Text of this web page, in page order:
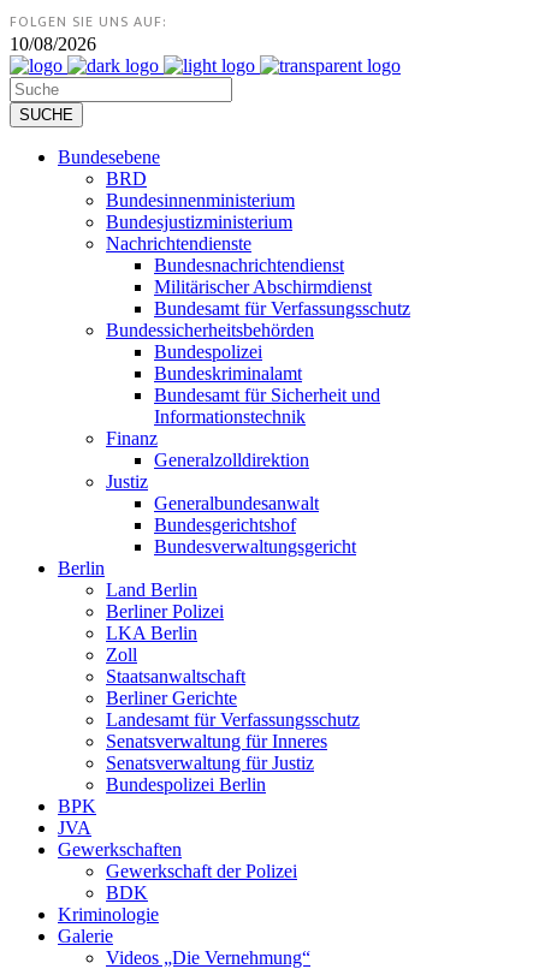
FOLGEN SIE UNS AUF:
10/08/2026
Bundesebene
BRD
Bundesinnenministerium
Bundesjustizministerium
Nachrichtendienste
Bundesnachrichtendienst
Militärischer Abschirmdienst
Bundesamt für Verfassungsschutz
Bundessicherheitsbehörden
Bundespolizei
Bundeskriminalamt
Bundesamt für Sicherheit und
Informationstechnik
Finanz
Generalzolldirektion
Justiz
Generalbundesanwalt
Bundesgerichtshof
Bundesverwaltungsgericht
Berlin
Land Berlin
Berliner Polizei
LKA Berlin
Zoll
Staatsanwaltschaft
Berliner Gerichte
Landesamt für Verfassungsschutz
Senatsverwaltung für Inneres
Senatsverwaltung für Justiz
Bundespolizei Berlin
BPK
JVA
Gewerkschaften
Gewerkschaft der Polizei
BDK
Kriminologie
Galerie
Videos „Die Vernehmung“